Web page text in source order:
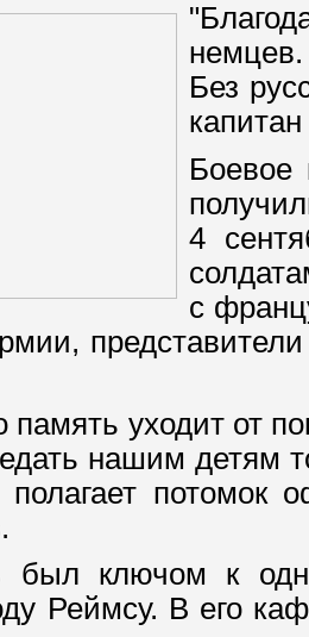
Без
Боевое
4
с
уходит от
нашим детям
потомок
был ключом к
Реймсу. В его